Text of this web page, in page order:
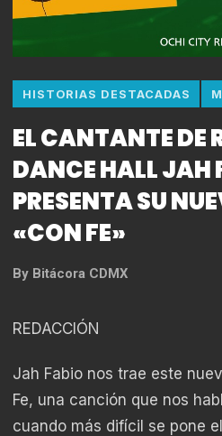
HISTORIAS DESTACADAS
EL CANTANTE DE
DANCE HALL JAH
PRESENTA SU
«CON FE»
By Bitácora CDMX
REDACCIÓN
Jah Fabio nos trae este
Fe, una canción que nos
cuando más difícil se pone